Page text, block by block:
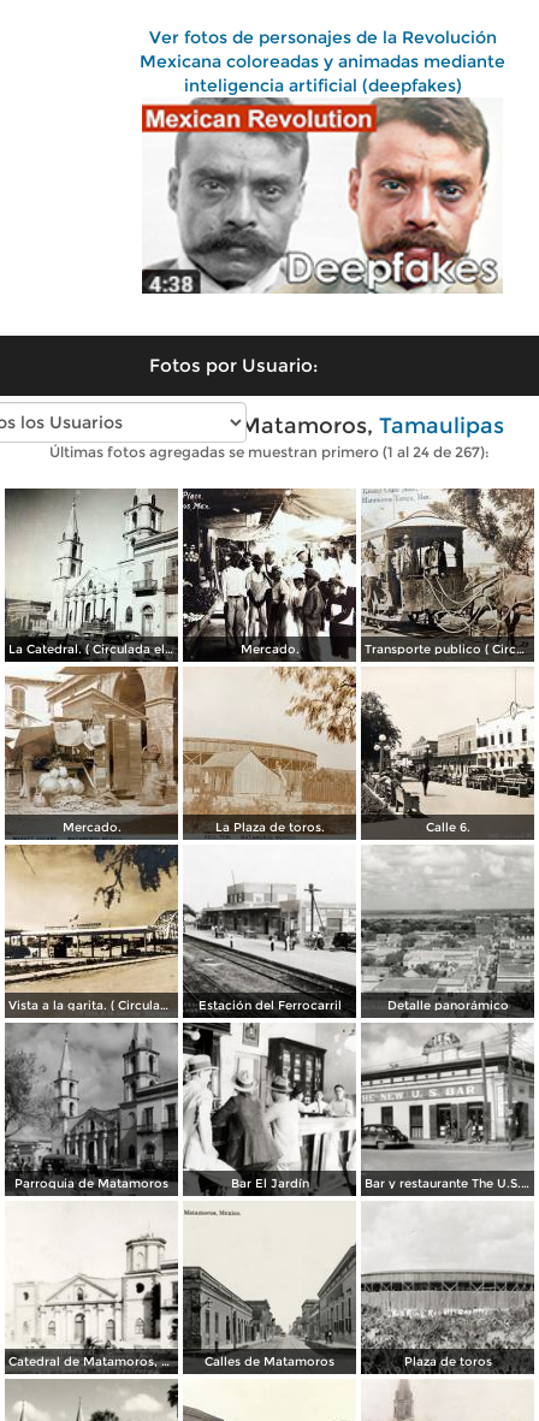
Ver fotos de personajes de la Revolución
Mexicana coloreadas y animadas mediante
inteligencia artificial (deepfakes)
Fotos por Usuario:
Fotos antiguas de Matamoros, Tamaulipas
Últimas fotos agregadas se muestran primero (1 al 24 de 267):
La Catedral. ( Circulada el 6 de Noviembre de 1944 ). Mercado. Transporte publico ( Circulada el 20 de Febrero de 1921 ).
Mercado. La Plaza de toros. Calle 6.
Vista a la garita. ( Circulada el 9 de Julio de 1956 ). Estación del Ferrocarril Detalle panorámico
Parroquia de Matamoros Bar El Jardín Bar y restaurante The U.S. Bar
Catedral de Matamoros, dañada por el huracán del 4 de septiembre de 1933 Calles de Matamoros Plaza de toros